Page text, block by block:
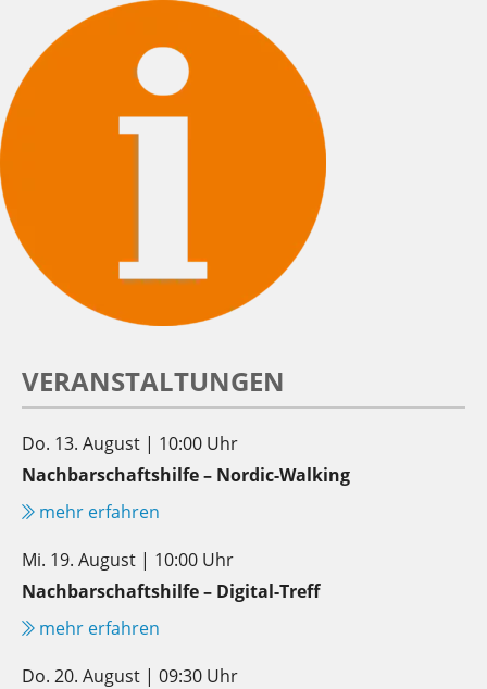
VERANSTALTUNGEN
Do. 13. August | 10:00 Uhr
Nachbarschaftshilfe – Nordic-Walking
mehr erfahren
Mi. 19. August | 10:00 Uhr
Nachbarschaftshilfe – Digital-Treff
mehr erfahren
Do. 20. August | 09:30 Uhr